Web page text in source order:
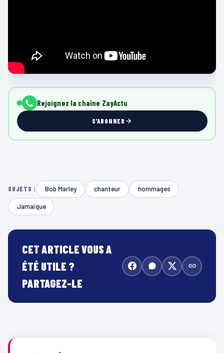
Rejoignez la chaîne ZayActu
S'ABONNER
SUJETS : Bob Marley chanteur hommages
Jamaïque
CET ARTICLE VOUS A
ÉTÉ UTILE ?
PARTAGEZ-LE